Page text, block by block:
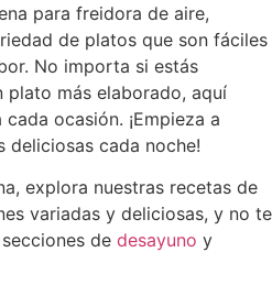
para freidora de aire,
de platos que son fáciles
No importa si estás
más elaborado, aquí
ocasión. ¡Empieza a
deliciosas cada noche!
explora nuestras recetas de
variadas y deliciosas, y no te
de desayuno y